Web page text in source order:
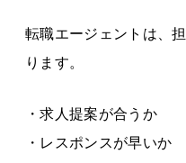
転職エージェントは、
ります。
・求人提案が合うか
・レスポンスが早いか